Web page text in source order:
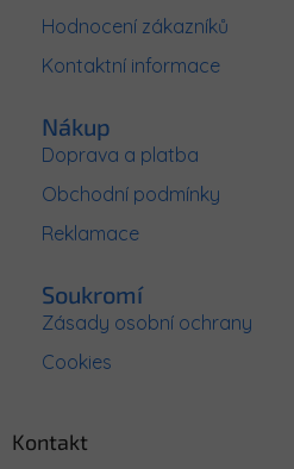
Hodnocení zákazníků
Kontaktní informace
Nákup
Doprava a platba
Obchodní podmínky
Reklamace
Soukromí
Zásady osobní ochrany
Cookies
Kontakt